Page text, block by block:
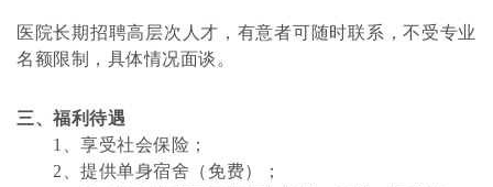
医院长期招聘高层次人才，有意者可随时联系，不受专业
名额限制，具体情况面谈。
三、福利待遇
1、享受社会保险；
2、提供单身宿舍（免费）；